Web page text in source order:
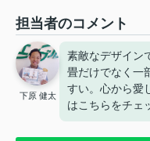
担当者のコメント
下原 健太
素敵なデザイン
畳だけでなく一
すい。心から愛
はこちらをチェ